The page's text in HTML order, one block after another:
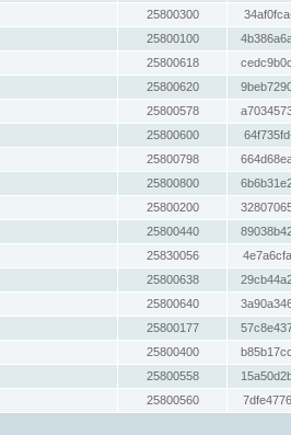
25800300
25800100
25800618
25800620
25800578
25800600
25800798
25800800
25800200
25800440
25830056
25800638
25800640
25800177
25800400
25800558
25800560